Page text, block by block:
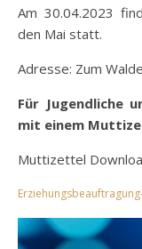
Am 30.04.2023 findet wieder die Veranstaltung Tanz in
den Mai statt.
Adresse: Zum
Für Jugendliche
mit einem
Muttizettel